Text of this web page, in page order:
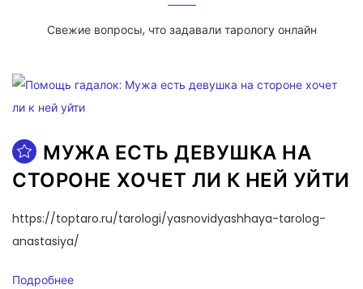
Свежие вопросы, что задавали тарологу онлайн
МУЖА ЕСТЬ ДЕВУШКА НА
СТОРОНЕ ХОЧЕТ ЛИ К НЕЙ УЙТИ
https://toptaro.ru/tarologi/yasnovidyashhaya-tarolog-
anastasiya/
Подробнее